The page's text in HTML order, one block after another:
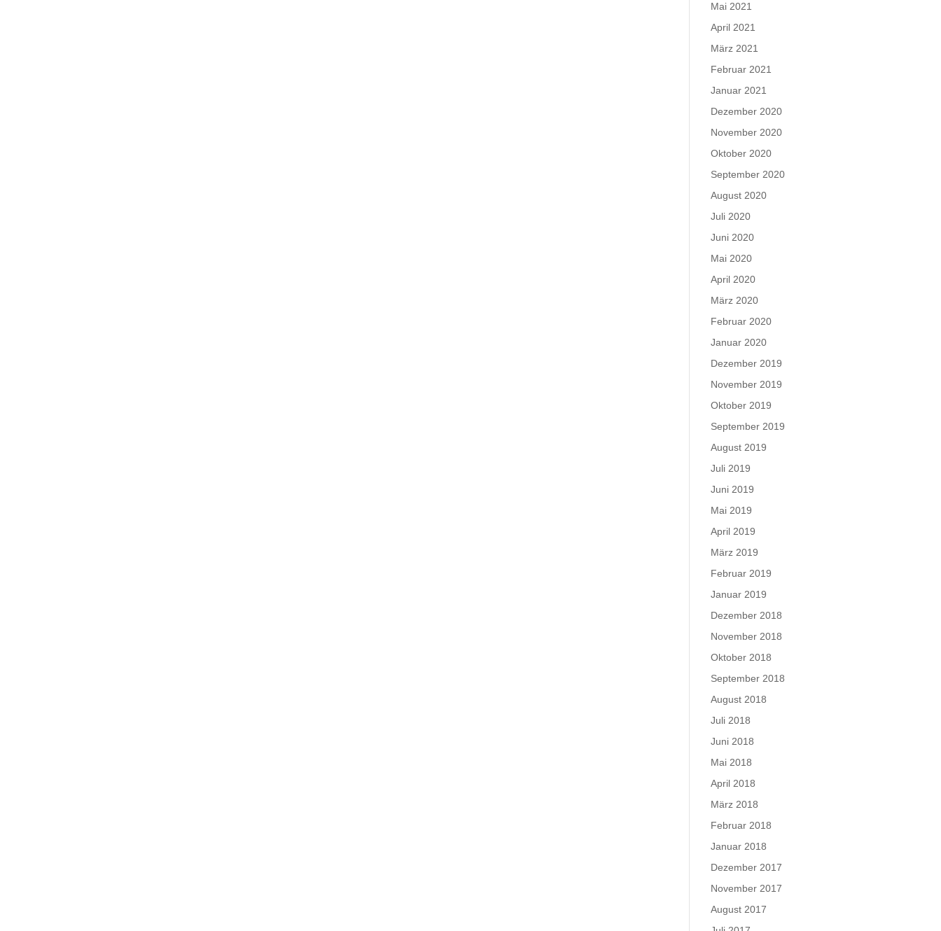
Mai 2021
April 2021
März 2021
Februar 2021
Januar 2021
Dezember 2020
November 2020
Oktober 2020
September 2020
August 2020
Juli 2020
Juni 2020
Mai 2020
April 2020
März 2020
Februar 2020
Januar 2020
Dezember 2019
November 2019
Oktober 2019
September 2019
August 2019
Juli 2019
Juni 2019
Mai 2019
April 2019
März 2019
Februar 2019
Januar 2019
Dezember 2018
November 2018
Oktober 2018
September 2018
August 2018
Juli 2018
Juni 2018
Mai 2018
April 2018
März 2018
Februar 2018
Januar 2018
Dezember 2017
November 2017
August 2017